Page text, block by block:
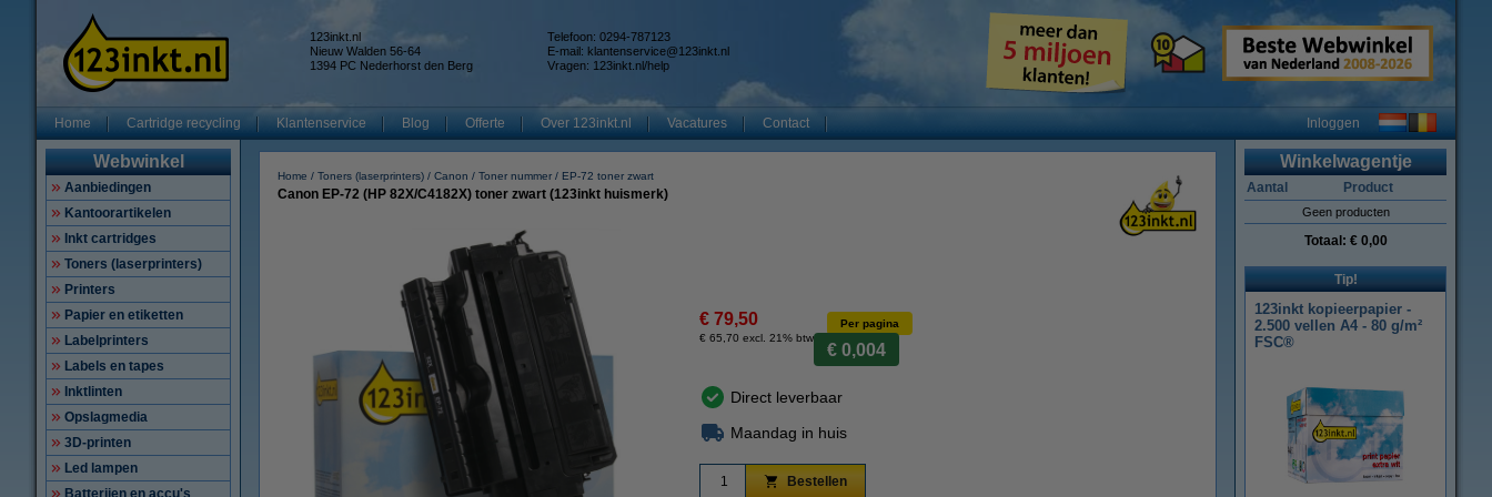
123inkt.nl
Nieuw Walden 56-64
1394 PC Nederhorst den Berg
Telefoon: 0294-787123
E-mail: klantenservice@123inkt.nl
Vragen: 123inkt.nl/help
Home Cartridge recycling Klantenservice Blog Offerte Over 123inkt.nl Vacatures Contact Inloggen
Webwinkel
Aanbiedingen
Kantoorartikelen
Inkt cartridges
Toners (laserprinters)
Printers
Papier en etiketten
Labelprinters
Labels en tapes
Inktlinten
Opslagmedia
3D-printen
Led lampen
Batterijen en accu's
Home Toners (laserprinters) Canon Toner nummer EP-72 toner zwart
Canon EP-72 (HP 82X/C4182X) toner zwart (123inkt huismerk)
€ 79,50
€ 65,70 excl. 21% btw
Per pagina
€ 0,004
Direct leverbaar
Maandag in huis
Bestellen
Winkelwagentje
Aantal Product
Geen producten
Totaal: € 0,00
Tip!
123inkt kopieerpapier -
2.500 vellen A4 - 80 g/m²
FSC®